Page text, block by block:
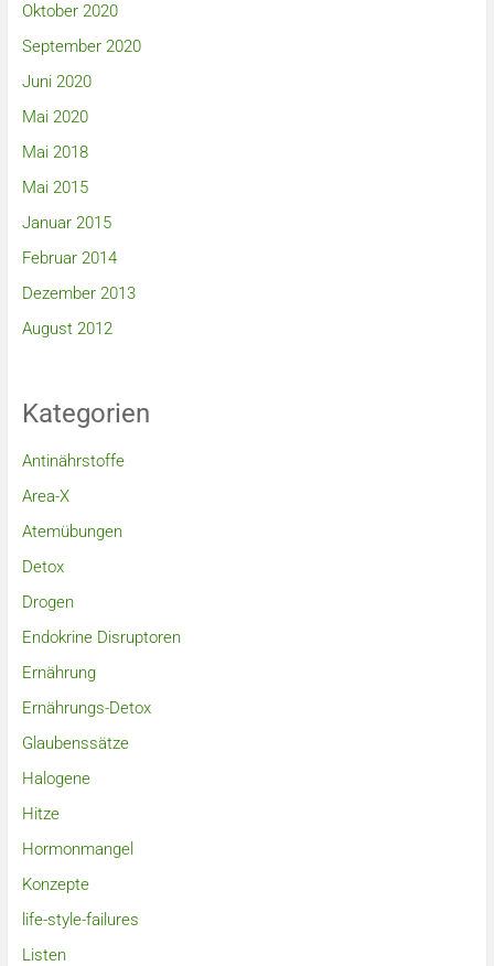
Oktober 2020
September 2020
Juni 2020
Mai 2020
Mai 2018
Mai 2015
Januar 2015
Februar 2014
Dezember 2013
August 2012
Kategorien
Antinährstoffe
Area-X
Atemübungen
Detox
Drogen
Endokrine Disruptoren
Ernährung
Ernährungs-Detox
Glaubenssätze
Halogene
Hitze
Hormonmangel
Konzepte
life-style-failures
Listen